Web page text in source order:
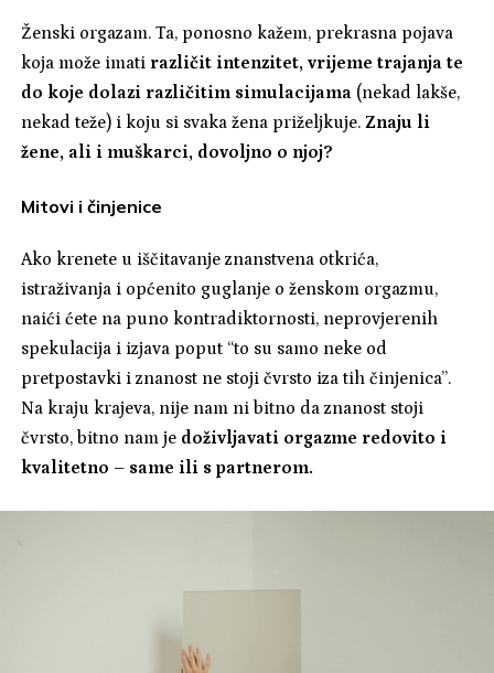
Ženski orgazam. Ta, ponosno kažem, prekrasna pojava
koja može imati različit intenzitet, vrijeme trajanja te
do koje dolazi različitim simulacijama (nekad lakše,
nekad teže) i koju si svaka žena priželjkuje.Znaju li
žene, ali i muškarci, dovoljno o njoj?
Mitovi i činjenice
Ako krenete u iščitavanje znanstvena otkrića,
istraživanja i općenito guglanje o ženskom orgazmu,
naići ćete na puno kontradiktornosti, neprovjerenih
spekulacija i izjava poput “to su samo neke od
pretpostavki i znanost ne stoji čvrsto iza tih činjenica”.
Na kraju krajeva, nije nam ni bitno da znanost stoji
čvrsto, bitno nam je doživljavati orgazme redovito i
kvalitetno – same ili s partnerom.